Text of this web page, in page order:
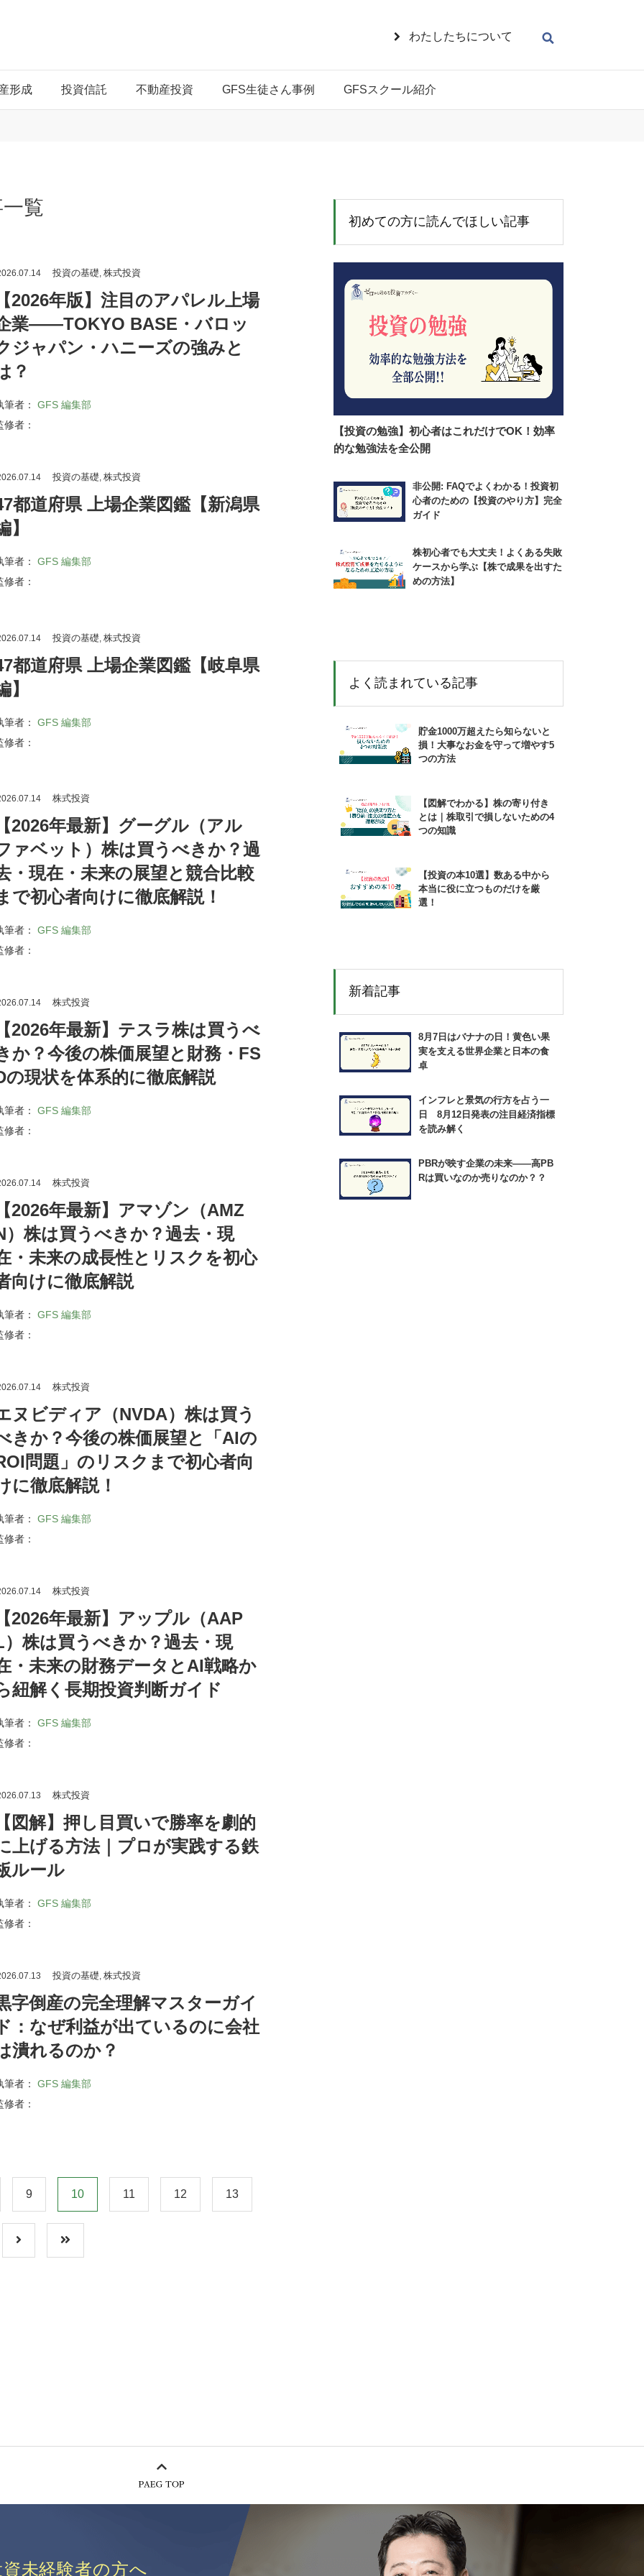
わたしたちについて
形成 投資信託 不動産投資 GFS生徒さん事例 GFSスクール紹介
覧
投資の基礎, 株式投資
2026年版】注目のアパレル上場
業――TOKYO BASE・バロッ
ジャパン・ハニーズの強みと
？
筆者：
GFS 編集部
修者：
投資の基礎, 株式投資
都道府県 上場企業図鑑【新潟県
】
筆者：
GFS 編集部
修者：
投資の基礎 株式投資
都道府県 上場企業図鑑【岐阜県
】
筆者：
GFS 編集部
修者：
株式投資
2026年最新】グーグル（アル
ァベット）株は買うべきか？過
・現在・未来の展望と競合比較
で初心者向けに徹底解説！
筆者：
GFS 編集部
修者：
株式投資
2026年最新】テスラ株は買うべ
か？今後の株価展望と財務・FS
の現状を体系的に徹底解説
筆者：
GFS 編集部
修者：
株式投資
2026年最新】アマゾン（AMZ
）株は買うべきか？過去・現
・未来の成長性とリスクを初心
向けに徹底解説
筆者：
GFS 編集部
修者：
株式投資
ヌビディア（NVDA）株は買う
きか？今後の株価展望と「AIの
問題」のリスクまで初心者向
に徹底解説！
筆者：
GFS 編集部
修者：
株式投資
2026年最新】アップル（AAP
）株は買うべきか？過去・現
・未来の財務データとAI戦略か
紐解く長期投資判断ガイド
筆者：
GFS 編集部
修者：
株式投資
図解】押し目買いで勝率を劇的
上げる方法｜プロが実践する鉄
ルール
筆者：
GFS 編集部
修者：
投資の基礎, 株式投資
字倒産の完全理解マスターガイ
：なぜ利益が出ているのに会社
潰れるのか？
筆者：
GFS 編集部
修者：
9 10 11 12 13
初めての方に読んでほしい記事
【投資の勉強】初心者はこれだけでOK！効率
的な勉強法を全公開
非公開: FAQでよくわかる！投資初
心者のための【投資のやり方】完全
ガイド
株初心者でも大丈夫！よくある失敗
ケースから学ぶ【株で成果を出すた
めの方法】
よく読まれている記事
貯金1000万超えたら知らないと
損！大事なお金を守って増やす5
つの方法
【図解でわかる】株の寄り付き
とは｜株取引で損しないための4
つの知識
【投資の本10選】数ある中から
本当に役に立つものだけを厳
選！
新着記事
8月7日はバナナの日！黄色い果
実を支える世界企業と日本の食
卓
インフレと景気の行方を占う一
日 8月12日発表の注目経済指標
を読み解く
PBRが映す企業の未来――高PB
Rは買いなのか売りなのか？？
未経験者の方へ